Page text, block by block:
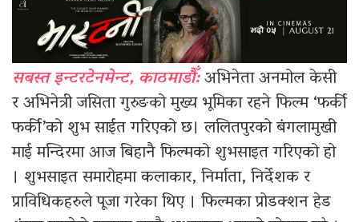
सबस्त इन्टरटेनमेन्ट, काठमाडौँ:अभिनेता अनमोल केसी
र अभिनेत्री जसिता गुरुङको मुख्य भूमिका रहने फिल्म ‘फर्की
फर्की’को शुभ साईत गरिएको छ। ललितपुरको बंगलामुखी
माई मन्दिरमा आज बिहानै फिल्मको शुभसाइत गरिएको हो
। शुभसाइत समारोहमा कलाकार, निर्माता, निर्देशक र
प्राविधिकहरुले पूजा गरेका थिए । फिल्मका प्रोडक्शन हेड